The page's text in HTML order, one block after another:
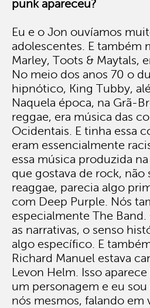
punk apareceu?
Eu e o Jon ouvíamos
adolescentes. E também
Marley, Toots & Maytals,
No meio dos anos 70 o
hipnótico, King Tubby,
Naquela época, na Grã-
reggae, era música das
Ocidentais. E tinha essa
eram essencialmente
essa música produzida
que gostava de rock,
reaggae, parecia algo
com Deep Purple. Nós
especialmente The
as narrativas, o senso
algo específico. E
Richard Manuel estava
Levon Helm. Isso
um personagem e eu
nós mesmos, falando em